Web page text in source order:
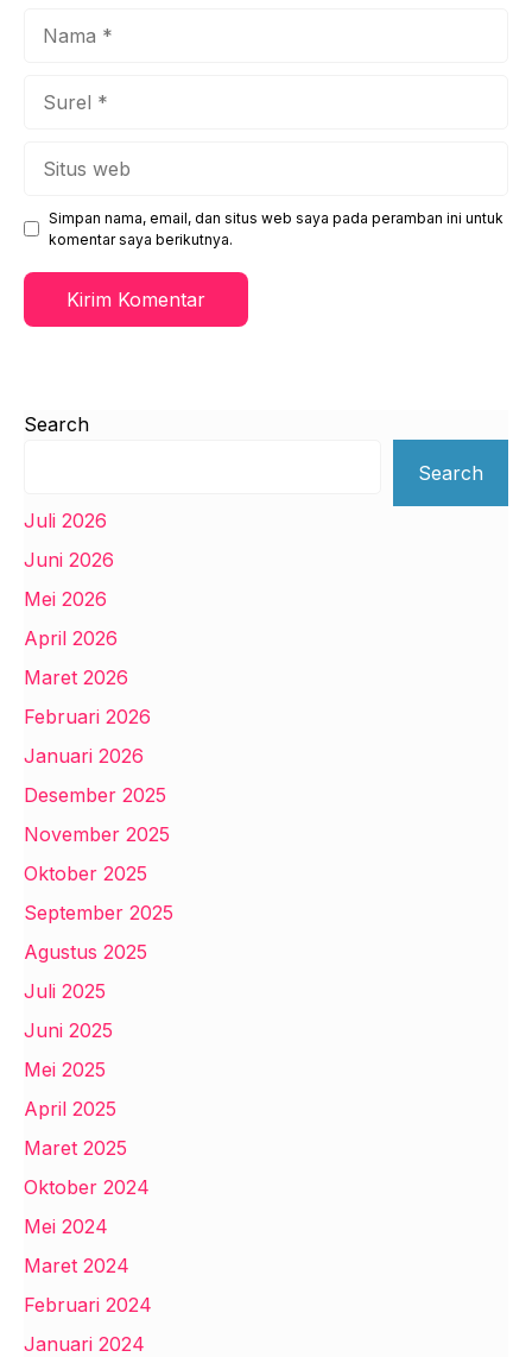
Simpan nama, email, dan situs web saya pada peramban ini untuk
komentar saya berikutnya.
Search
Search
Juli 2026
Juni 2026
Mei 2026
April 2026
Maret 2026
Februari 2026
Januari 2026
Desember 2025
November 2025
Oktober 2025
September 2025
Agustus 2025
Juli 2025
Juni 2025
Mei 2025
April 2025
Maret 2025
Oktober 2024
Mei 2024
Maret 2024
Februari 2024
Januari 2024